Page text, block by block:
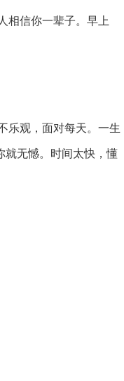
相信你一辈子。早上
乐观，面对每天。一生
就无憾。时间太快，懂